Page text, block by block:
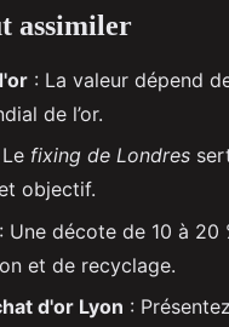
pour
assimiler
: La valeur dépend
de l’or.
fixing de Londres
objectif.
: Une décote de 10 à
et de recyclage.
d'or Lyon :